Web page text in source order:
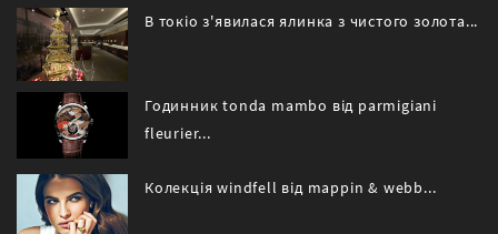
В токіо з'явилася ялинка з чистого золота...
Годинник tonda mambo від parmigiani
fleurier...
Колекція windfell від mappin & webb...